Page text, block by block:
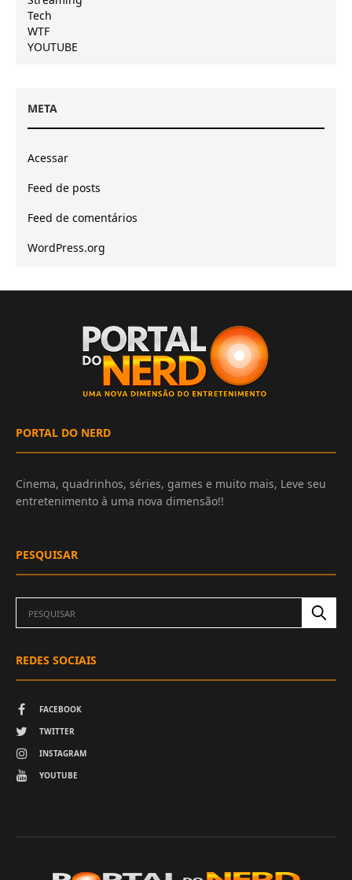
Tech
WTF
YOUTUBE
META
Acessar
Feed de posts
Feed de comentários
WordPress.org
PORTAL DO NERD
Cinema, quadrinhos, séries, games e muito mais, Leve seu
entretenimento à uma nova dimensão!!
PESQUISAR
REDES SOCIAIS
FACEBOOK
TWITTER
INSTAGRAM
YOUTUBE